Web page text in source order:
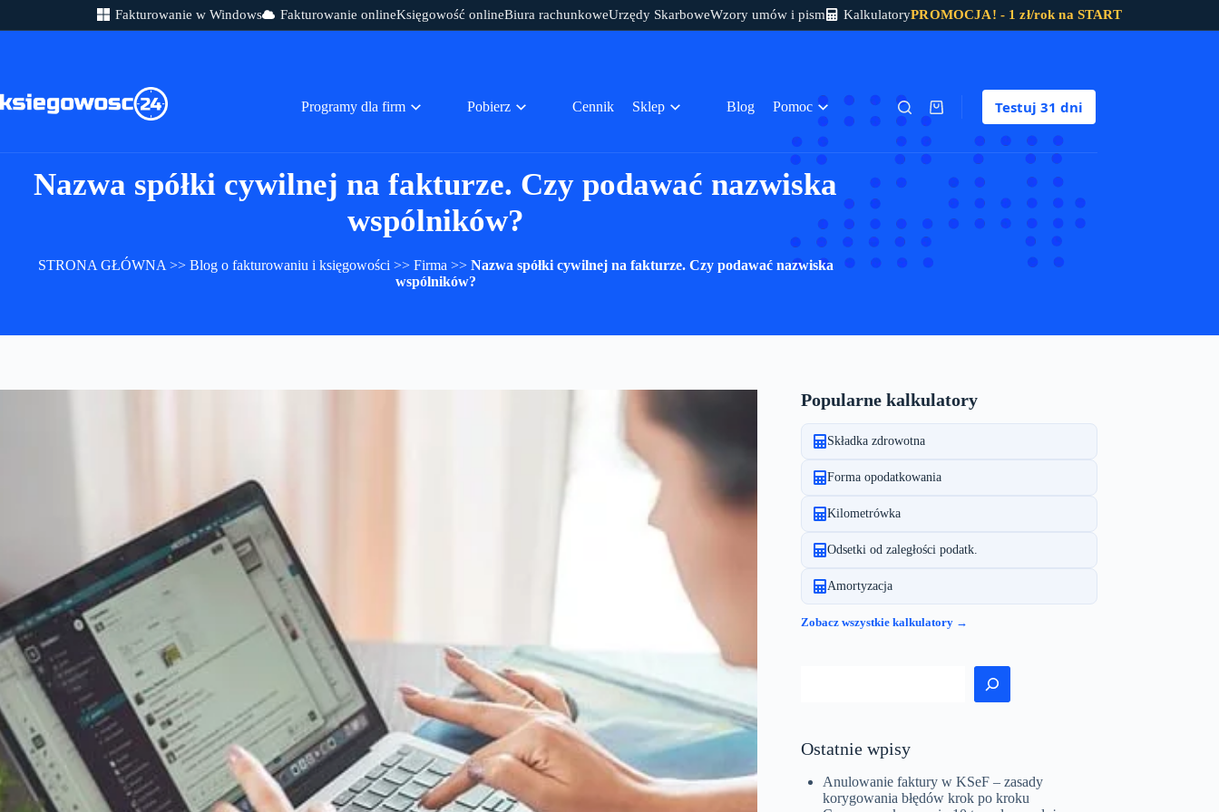
Fakturowanie w Windows Fakturowanie onlineKsięgowość onlineBiura rachunkoweUrzędy SkarboweWzory umów i pism KalkulatoryPROMOCJA! - 1 zł/rok na START
Programy dla firm Pobierz Cennik Sklep Blog Pomoc Koszyk Testuj 31 dni
Nazwa spółki cywilnej na fakturze. Czy podawać nazwiska
wspólników?
STRONA GŁÓWNA >> Blog o fakturowaniu i księgowości >> Firma >> Nazwa spółki cywilnej na fakturze. Czy podawać nazwiska
wspólników?
Popularne kalkulatory
Składka zdrowotna
Forma opodatkowania
Kilometrówka
Odsetki od zaległości podatk.
Amortyzacja
Zobacz wszystkie kalkulatory →
Ostatnie wpisy
Anulowanie faktury w KSeF – zasady
korygowania błędów krok po kroku